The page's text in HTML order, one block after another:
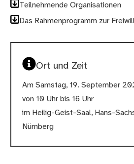
Teilnehmende Organisationen
Das Rahmenprogramm zur
Ort und Zeit
Am Samstag, 19. September
von 10 Uhr bis 16 Uhr
im Heilig-Geist-Saal, Hans-
Nürnberg